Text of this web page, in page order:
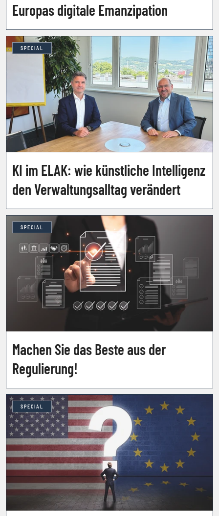
Europas digitale Emanzipation
SPECIAL
KI im ELAK: wie künstliche Intelligenz
den Verwaltungsalltag verändert
SPECIAL
Machen Sie das Beste aus der
Regulierung!
SPECIAL